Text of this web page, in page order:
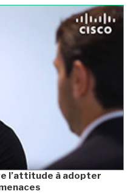
l’attitude à adopter